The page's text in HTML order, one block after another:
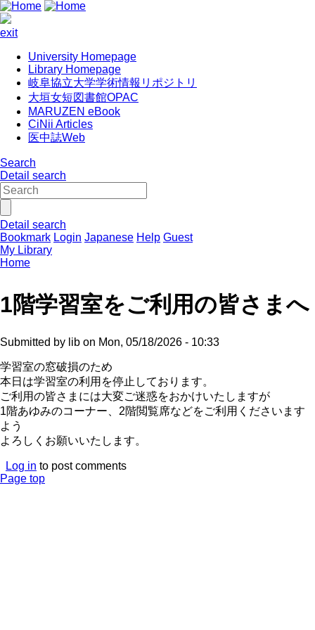
exit
University Homepage
Library Homepage
岐阜協立大学学術情報リポジトリ
大垣女短図書館OPAC
MARUZEN eBook
CiNii Articles
医中誌Web
Search
Detail search
Detail search
Bookmark Login Japanese Help Guest
My Library
Home
1階学習室をご利用の皆さまへ
Submitted by lib on Mon, 05/18/2026 - 10:33
学習室の窓破損のため
本日は学習室の利用を停止しております。
ご利用の皆さまには大変ご迷惑をおかけいたしますが
1階あゆみのコーナー、2階閲覧席などをご利用くださいます
よう
よろしくお願いいたします。
Log in to post comments
Page top